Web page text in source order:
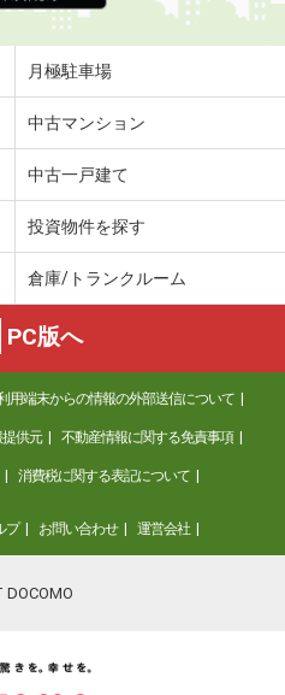
月極駐車場
中古マンション
中古一戸建て
投資物件を探す
倉庫/トランクルーム
PC版へ
用端末からの情報の外部送信について
供元 不動産情報に関する免責事項
消費税に関する表記について
プ お問い合わせ 運営会社